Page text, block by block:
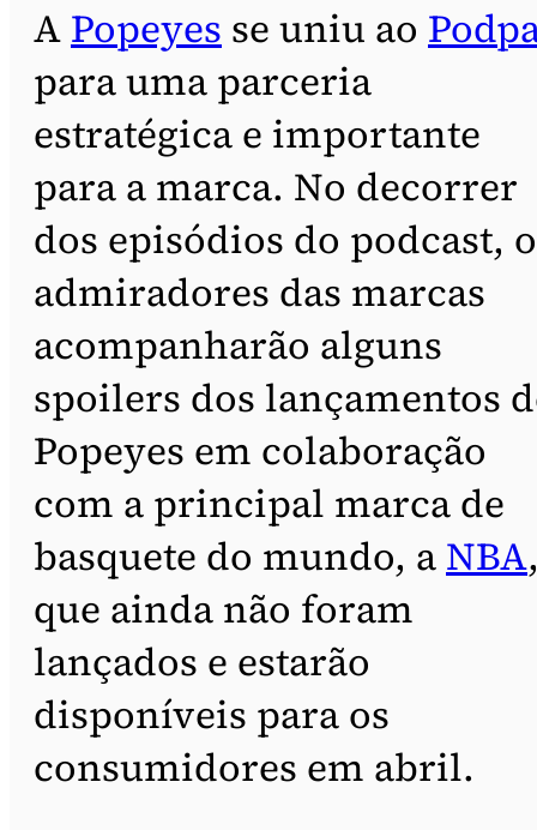
A Popeyes se uniu ao
para uma parceria
estratégica e importante
para a marca. No decorrer
dos episódios do podcast,
admiradores das marcas
acompanharão alguns
spoilers dos lançamentos
Popeyes em colaboração
com a principal marca de
basquete do mundo, a NBA
que ainda não foram
lançados e estarão
disponíveis para os
consumidores em abril.